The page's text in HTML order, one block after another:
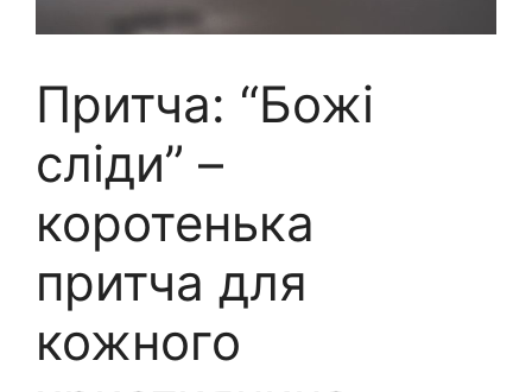
Притча: “Божі
сліди” –
коротенька
притча для
кожного